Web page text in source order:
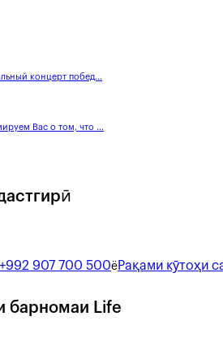
концерт побед...
Вас о том, что ...
+992 907 700 500ёРақами кӯтоҳи
барномаи Life